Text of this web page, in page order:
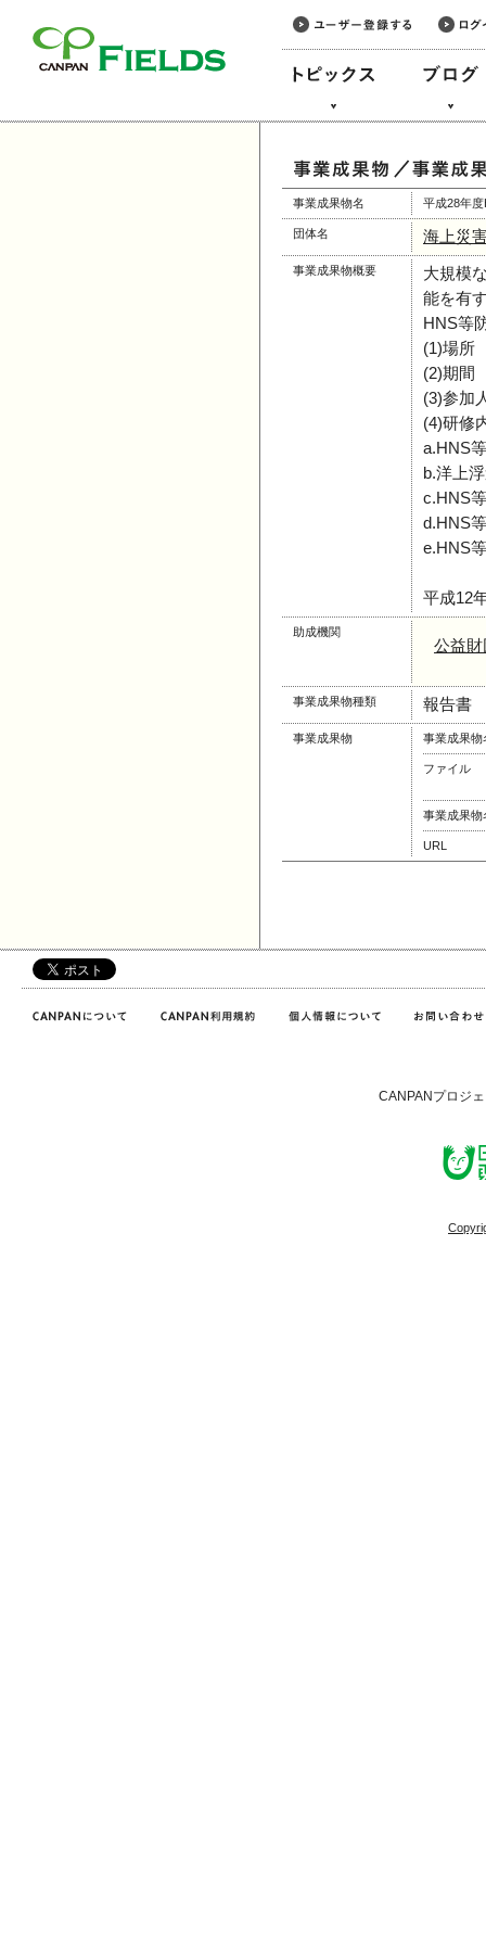
事業成果物名 平成28年
団体名 海上災
事業成果物概要
大規模
能を有
HNS等
(1)場所
(2)期
(3)参加
(4)研修
a.HNS
b.洋上
c.HNS
d.HNS
e.HNS
平成12
助成機関
公益
事業成果物種類 報告書
事業成果物 事業成果物
ファイル
事業成果物
URL
CANPANプロジ